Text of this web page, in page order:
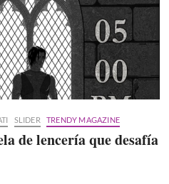
SLIDER TRENDY MAGAZINE
de lencería que desafía